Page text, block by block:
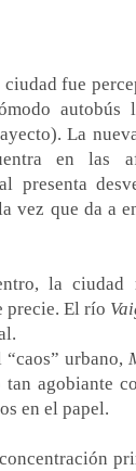
ciudad fue
autobús
La
en las
presenta
vez que da a
la ciudad
precie. El río
urbano,
agobiante
en el papel.